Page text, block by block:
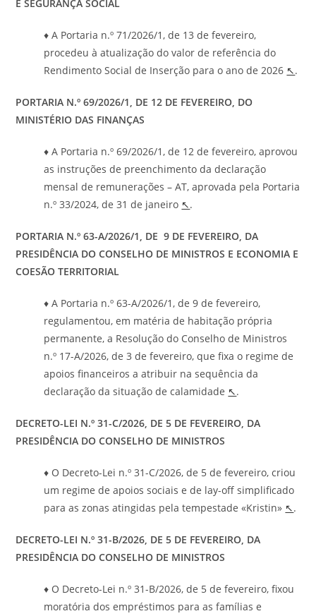
E SEGURANÇA SOCIAL
♦ A Portaria n.º 71/2026/1, de 13 de fevereiro,
procedeu à atualização do valor de referência do
Rendimento Social de Inserção para o ano de 2026 ↖.
PORTARIA N.º 69/2026/1, DE 12 DE FEVEREIRO, DO
MINISTÉRIO DAS FINANÇAS
♦ A Portaria n.º 69/2026/1, de 12 de fevereiro, aprovou
as instruções de preenchimento da declaração
mensal de remunerações – AT, aprovada pela Portaria
n.º 33/2024, de 31 de janeiro ↖.
PORTARIA N.º 63-A/2026/1, DE 9 DE FEVEREIRO, DA
PRESIDÊNCIA DO CONSELHO DE MINISTROS E ECONOMIA E
COESÃO TERRITORIAL
♦ A Portaria n.º 63-A/2026/1, de 9 de fevereiro,
regulamentou, em matéria de habitação própria
permanente, a Resolução do Conselho de Ministros
n.º 17-A/2026, de 3 de fevereiro, que fixa o regime de
apoios financeiros a atribuir na sequência da
declaração da situação de calamidade ↖.
DECRETO-LEI N.º 31-C/2026, DE 5 DE FEVEREIRO, DA
PRESIDÊNCIA DO CONSELHO DE MINISTROS
♦ O Decreto-Lei n.º 31-C/2026, de 5 de fevereiro, criou
um regime de apoios sociais e de lay-off simplificado
para as zonas atingidas pela tempestade «Kristin» ↖.
DECRETO-LEI N.º 31-B/2026, DE 5 DE FEVEREIRO, DA
PRESIDÊNCIA DO CONSELHO DE MINISTROS
♦ O Decreto-Lei n.º 31-B/2026, de 5 de fevereiro, fixou
moratória dos empréstimos para as famílias e